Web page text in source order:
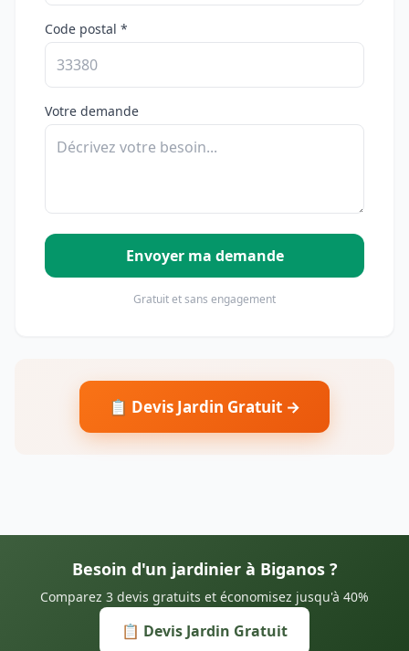
Code postal *
Votre demande
Envoyer ma demande
Gratuit et sans engagement
📋 Devis Jardin Gratuit →
Besoin d'un jardinier à Biganos ?
Comparez 3 devis gratuits et économisez jusqu'à 40%
📋 Devis Jardin Gratuit